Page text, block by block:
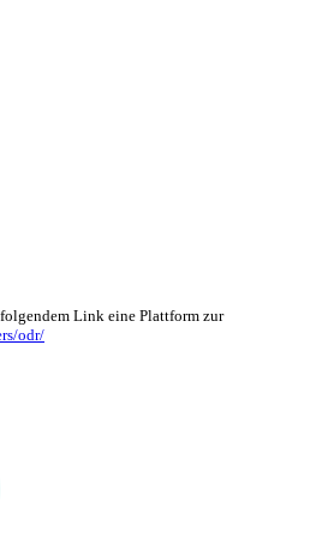
Link eine Plattform zur
odr/